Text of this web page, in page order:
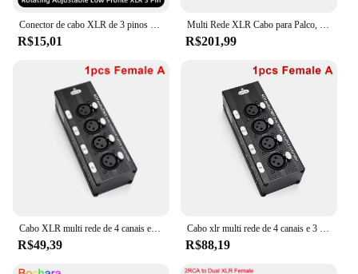
Conector de cabo XLR de 3 pinos de perfil baixo AVSSZ 90 ° Plugue XLR giratório 360 com chave, para microfone, mixer de áudio, amplificador de fone de ouvido
R$15,01
Multi Rede XLR Cabo para Palco, Iluminação de Som, Estúdio de Gravação, Rede Ethernet, Signal Extender, 4 Canais, 3 Pinos, RJ45
R$201,99
Cabo XLR multi rede de 4 canais e 3 pinos para iluminação de som de palco e estúdio de gravação macho e fêmea para RJ45 Ethercon
R$49,39
Cabo xlr multi rede de 4 canais e 3 pinos para iluminação de som de palco e estúdio de gravação macho e fêmea para rj45 ethercon NE8F-4M
R$88,19